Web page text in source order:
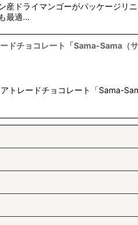
産ドライマンゴーがパッケージリ
最適…
ドチョコレート「Sama-Sama（サ
トレードチョコレート「Sama-